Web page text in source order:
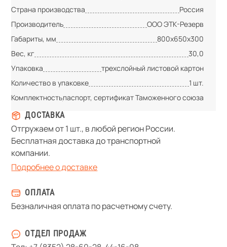
Страна производства
Россия
Производитель
ООО ЭТК-Резерв
Габариты, мм
800х650х300
Вес, кг
30,0
Упаковка
трехслойный листовой картон
Количество в упаковке
1 шт.
Комплектностьпаспорт, сертификат Таможенного союза
ДОСТАВКА
Отгружаем от 1 шт., в любой регион России.
Бесплатная доставка до транспортной
компании.
Подробнее о доставке
ОПЛАТА
Безналичная оплата по расчетному счету.
ОТДЕЛ ПРОДАЖ